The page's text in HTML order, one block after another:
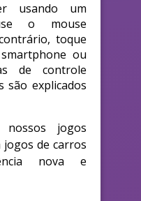
usando um
o mouse
toque
ou
de controle
são explicados
jogos
de carros
nova e